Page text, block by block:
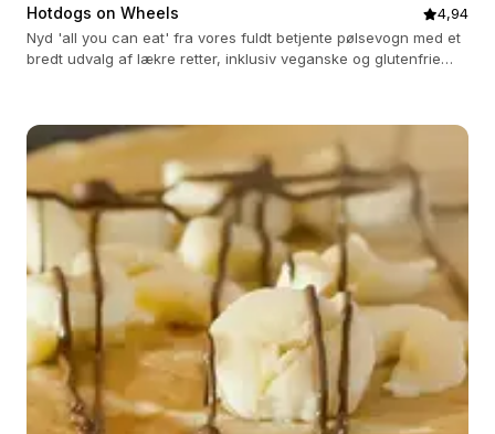
Hotdogs on Wheels
4,94
Nyd 'all you can eat' fra vores fuldt betjente pølsevogn med et
bredt udvalg af lækre retter, inklusiv veganske og glutenfrie